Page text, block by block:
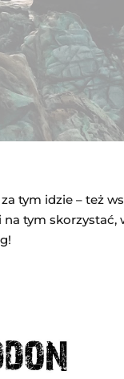
tym idzie – też
tym